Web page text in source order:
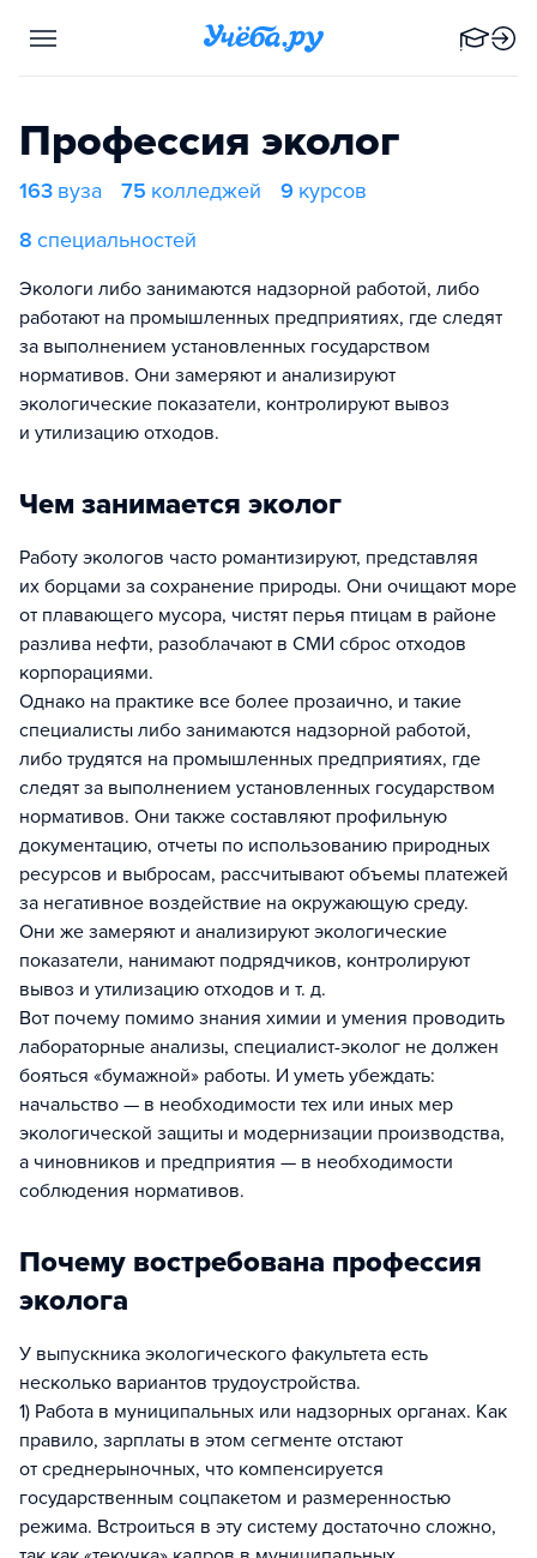
Профессия эколог
163 вуза 75 колледжей 9 курсов
8 специальностей
Экологи либо занимаются надзорной работой, либо
работают на промышленных предприятиях, где следят
за выполнением установленных государством
нормативов. Они замеряют и анализируют
экологические показатели, контролируют вывоз
и утилизацию отходов.
Чем занимается эколог
Работу экологов часто романтизируют, представляя
их борцами за сохранение природы. Они очищают море
от плавающего мусора, чистят перья птицам в районе
разлива нефти, разоблачают в СМИ сброс отходов
корпорациями.
Однако на практике все более прозаично, и такие
специалисты либо занимаются надзорной работой,
либо трудятся на промышленных предприятиях, где
следят за выполнением установленных государством
нормативов. Они также составляют профильную
документацию, отчеты по использованию природных
ресурсов и выбросам, рассчитывают объемы платежей
за негативное воздействие на окружающую среду.
Они же замеряют и анализируют экологические
показатели, нанимают подрядчиков, контролируют
вывоз и утилизацию отходов и т. д.
Вот почему помимо знания химии и умения проводить
лабораторные анализы, специалист-эколог не должен
бояться «бумажной» работы. И уметь убеждать:
начальство — в необходимости тех или иных мер
экологической защиты и модернизации производства,
а чиновников и предприятия — в необходимости
соблюдения нормативов.
Почему востребована профессия
эколога
У выпускника экологического факультета есть
несколько вариантов трудоустройства.
1) Работа в муниципальных или надзорных органах. Как
правило, зарплаты в этом сегменте отстают
от среднерыночных, что компенсируется
государственным соцпакетом и размеренностью
режима. Встроиться в эту систему достаточно сложно,